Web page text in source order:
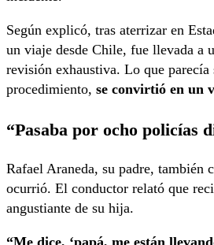
Según explicó, tras aterrizar en
un viaje desde Chile, fue llevada a
revisión exhaustiva. Lo que parecía
procedimiento, se convirtió en un
“Pasaba por ocho policías
Rafael Araneda, su padre, también
ocurrió. El conductor relató que
angustiante de su hija.